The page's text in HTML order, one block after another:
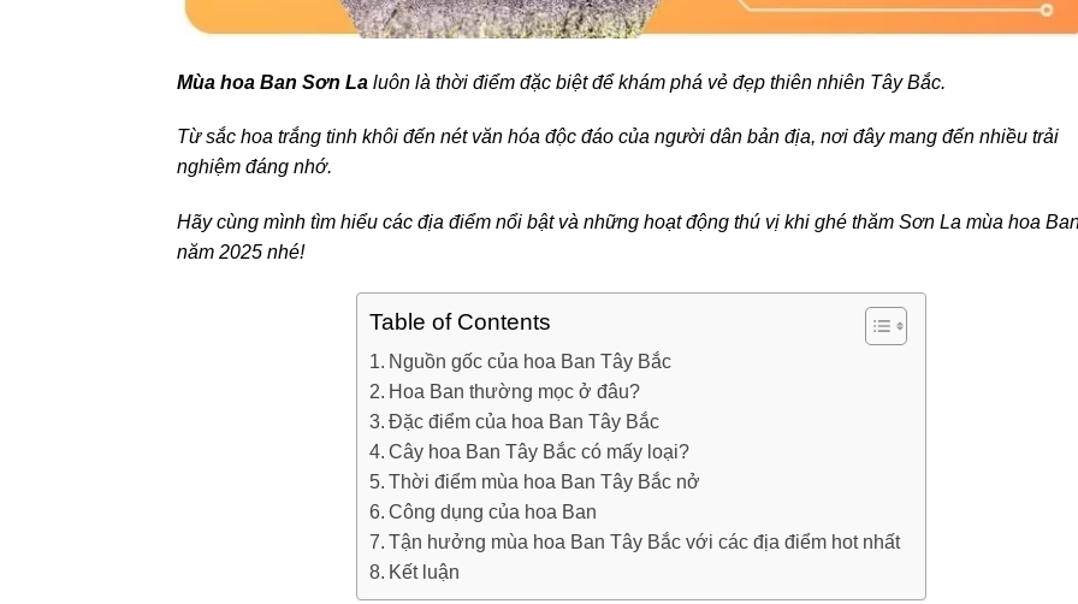
Mùa hoa Ban Sơn La luôn là thời điểm đặc biệt để khám phá vẻ đẹp thiên nhiên Tây Bắc.
Từ sắc hoa trắng tinh khôi đến nét văn hóa độc đáo của người dân bản địa, nơi đây mang đến nhiều trải
nghiệm đáng nhớ.
Hãy cùng mình tìm hiểu các địa điểm nổi bật và những hoạt động thú vị khi ghé thăm Sơn La mùa hoa
năm 2025 nhé!
Table of Contents
Nguồn gốc của hoa Ban Tây Bắc
Hoa Ban thường mọc ở đâu?
Đặc điểm của hoa Ban Tây Bắc
Cây hoa Ban Tây Bắc có mấy loại?
Thời điểm mùa hoa Ban Tây Bắc nở
Công dụng của hoa Ban
Tận hưởng mùa hoa Ban Tây Bắc với các địa điểm hot nhất
Kết luận